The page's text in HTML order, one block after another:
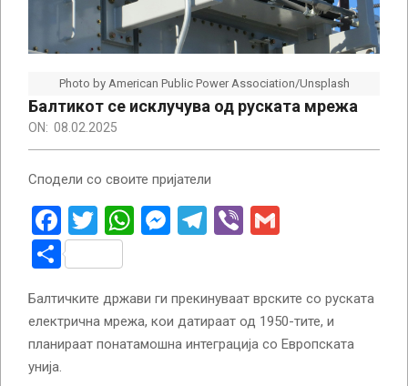
Photo by American Public Power Association/Unsplash
Балтикот се исклучува од руската мрежа
ON: 08.02.2025
Сподели со своите пријатели
Facebook
Twitter
WhatsApp
Messenger
Telegram
Viber
Share
Балтичките држави ги прекинуваат врските со руската
електрична мрежа, кои датираат од 1950-тите, и
планираат понатамошна интеграција со Европската
унија.